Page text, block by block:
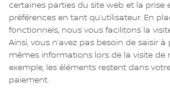
certaines parties du site web et la prise
préférences en tant qu’utilisateur. En
fonctionnels, nous vous facilitons la
Ainsi, vous n’avez pas besoin de saisir à
mêmes informations lors de la visite de
exemple, les éléments restent dans
paiement.